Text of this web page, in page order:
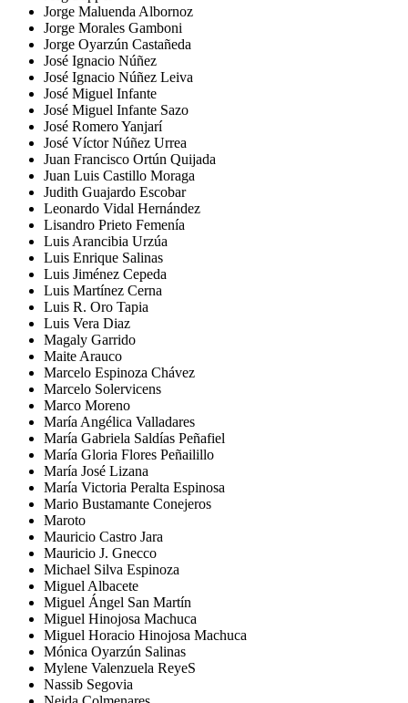
Jorge Maluenda Albornoz
Jorge Morales Gamboni
Jorge Oyarzún Castañeda
José Ignacio Núñez
José Ignacio Núñez Leiva
José Miguel Infante
José Miguel Infante Sazo
José Romero Yanjarí
José Víctor Núñez Urrea
Juan Francisco Ortún Quijada
Juan Luis Castillo Moraga
Judith Guajardo Escobar
Leonardo Vidal Hernández
Lisandro Prieto Femenía
Luis Arancibia Urzúa
Luis Enrique Salinas
Luis Jiménez Cepeda
Luis Martínez Cerna
Luis R. Oro Tapia
Luis Vera Diaz
Magaly Garrido
Maite Arauco
Marcelo Espinoza Chávez
Marcelo Solervicens
Marco Moreno
María Angélica Valladares
María Gabriela Saldías Peñafiel
María Gloria Flores Peñailillo
María José Lizana
María Victoria Peralta Espinosa
Mario Bustamante Conejeros
Maroto
Mauricio Castro Jara
Mauricio J. Gnecco
Michael Silva Espinoza
Miguel Albacete
Miguel Ángel San Martín
Miguel Hinojosa Machuca
Miguel Horacio Hinojosa Machuca
Mónica Oyarzún Salinas
Mylene Valenzuela ReyeS
Nassib Segovia